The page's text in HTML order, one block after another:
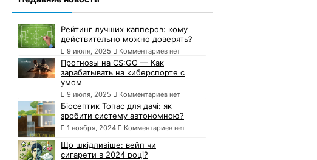
Рейтинг лучших капперов: кому
действительно можно доверять?
9 июля, 2025 Комментариев нет
Прогнозы на CS:GO — Как
зарабатывать на киберспорте с
умом
9 июля, 2025 Комментариев нет
Біосептик Топас для дачі: як
зробити систему автономною?
1 ноября, 2024 Комментариев нет
Що шкідливіше: вейп чи
сигарети в 2024 році?